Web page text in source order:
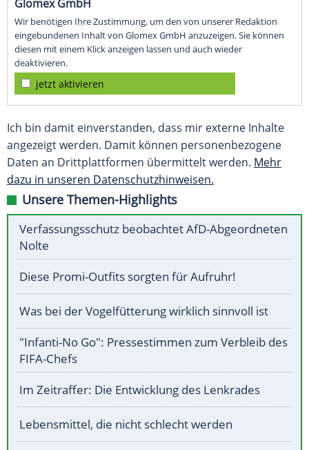
Glomex GmbH
Wir benötigen Ihre Zustimmung, um den von unserer Redaktion
eingebundenen Inhalt von Glomex GmbH anzuzeigen. Sie können
diesen mit einem Klick anzeigen lassen und auch wieder
deaktivieren.
jetzt aktivieren
Ich bin damit einverstanden, dass mir externe Inhalte
angezeigt werden. Damit können personenbezogene
Daten an Drittplattformen übermittelt werden. Mehr
dazu in unseren Datenschutzhinweisen.
Unsere Themen-Highlights
Verfassungsschutz beobachtet AfD-Abgeordneten
Nolte
Diese Promi-Outfits sorgten für Aufruhr!
Was bei der Vogelfütterung wirklich sinnvoll ist
"Infanti-No Go": Pressestimmen zum Verbleib des
FIFA-Chefs
Im Zeitraffer: Die Entwicklung des Lenkrades
Lebensmittel, die nicht schlecht werden